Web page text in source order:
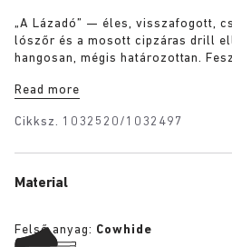
„A Lázadó” — éles, visszafogott,
lószőr és a mosott cipzáras drill
hangosan, mégis határozottan.
mások kedvéért.
Read more
Cikksz. 1032520/1032497
Material
Felső anyag: Cowhide